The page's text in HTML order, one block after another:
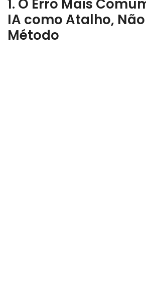
1. O Erro Mais
IA como Atalho,
Método